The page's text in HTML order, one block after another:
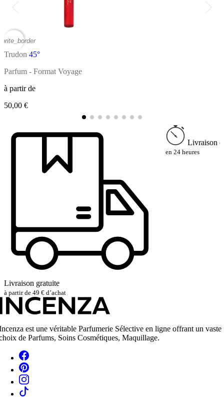
Trudon 45°
Parfum - Format Voyage
à partir de
50,00 €
Livraison gratuite
à partir de 49 € d’achat
Livraison
en 24 heures
est une véritable Parfumerie Sélective en ligne offrant un vaste
de Parfums, Soins Cosmétiques, Maquillage.